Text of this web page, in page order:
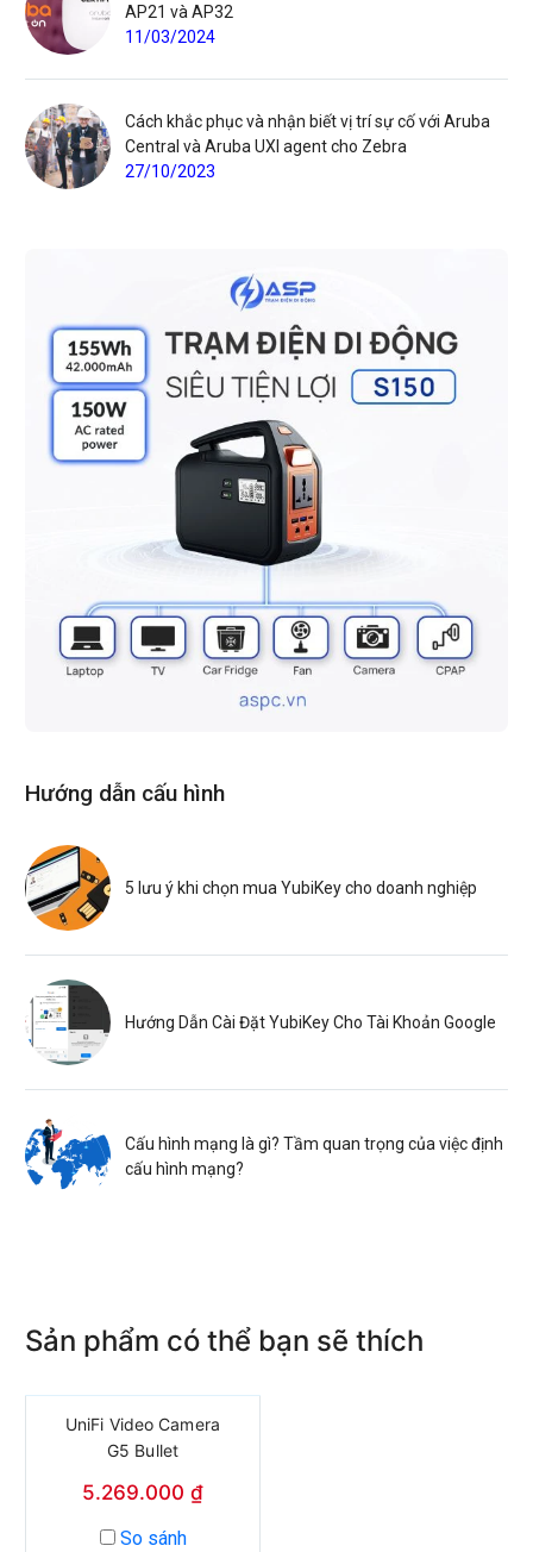
AP21 và AP32
11/03/2024
Cách khắc phục và nhận biết vị trí sự cố với Aruba
Central và Aruba UXI agent cho Zebra
27/10/2023
Hướng dẫn cấu hình
5 lưu ý khi chọn mua YubiKey cho doanh nghiệp
Hướng Dẫn Cài Đặt YubiKey Cho Tài Khoản Google
Cấu hình mạng là gì? Tầm quan trọng của việc định
cấu hình mạng?
Sản phẩm có thể bạn sẽ thích
UniFi Video Camera
G5 Bullet
5.269.000 ₫
So sánh